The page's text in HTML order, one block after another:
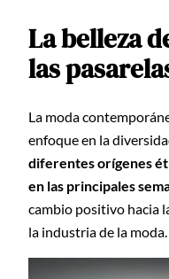
La belleza
las
La moda
enfoque en la
diferentes orígenes
en las principales
cambio positivo hacia
la industria de la moda.